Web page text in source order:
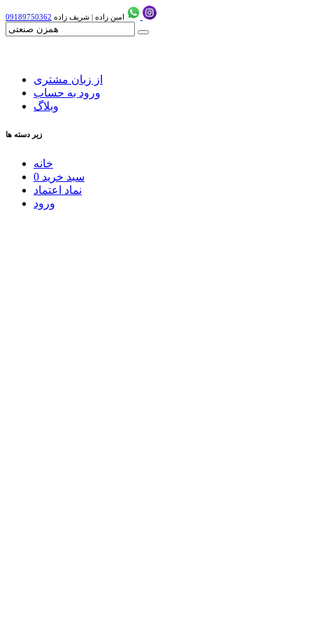
09189750362 امین زاده | شریف زاده
از زبان مشتری
ورود به حساب
وبلاگ
زیر دسته ها
خانه
0 سبد خرید
نماد اعتماد
ورود